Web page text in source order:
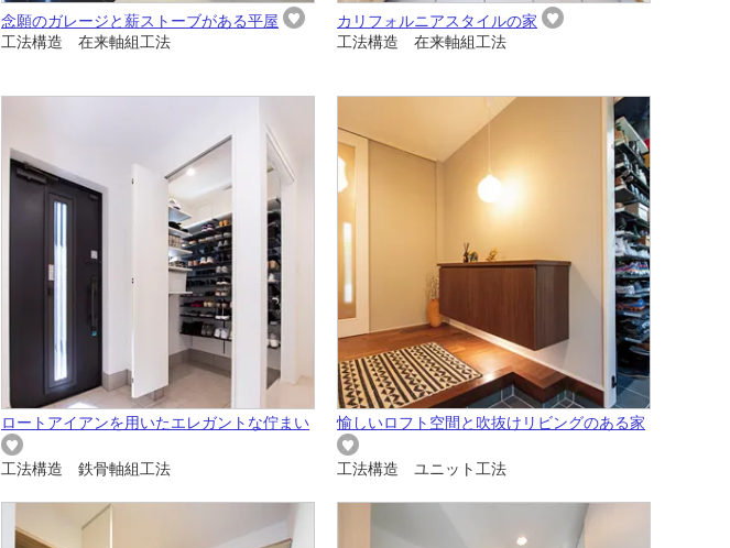
念願のガレージと薪ストーブがある平屋
工法構造 在来軸組工法
カリフォルニアスタイルの家
工法構造 在来軸組工法
ロートアイアンを用いたエレガントな佇まい
工法構造 鉄骨軸組工法
愉しいロフト空間と吹抜けリビングのある家
工法構造 ユニット工法